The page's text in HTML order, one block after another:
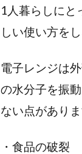
1人暮らしにと
しい使い方を
電子レンジは
の水分子を振
ない点がありま
・食品の破裂